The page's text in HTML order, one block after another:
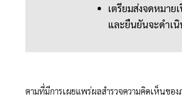
เตรียมส่งจดหมาย
และยืนยันจะดำเ
ตามที่มีการเผยแพร่ผลสำรวจความคิดเห็นของ